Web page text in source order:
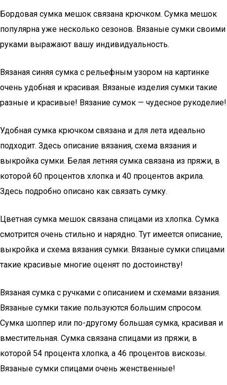
Бордовая сумка мешок связана крючком. Сумка мешок
популярна уже несколько сезонов. Вязаные сумки своими
руками выражают вашу индивидуальность.
Вязаная синяя сумка с рельефным узором на картинке
очень удобная и красивая. Вязаные изделия сумки такие
разные и красивые! Вязание сумок — чудесное рукоделие!
Удобная сумка крючком связана и для лета идеально
подходит. Здесь описание вязания, схема вязания и
выкройка сумки. Белая летняя сумка связана из пряжи, в
которой 60 процентов хлопка и 40 процентов акрила.
Здесь подробно описано как связать сумку.
Цветная сумка мешок связана спицами из хлопка. Сумка
смотрится очень стильно и нарядно. Тут имеется описание,
выкройка и схема вязания сумки. Вязаные сумки спицами
такие красивые многие оценят по достоинству!
Вязаная сумка с ручками с описанием и схемами вязания.
Вязаные сумки такие пользуются большим спросом.
Сумка шоппер или по-другому большая сумка, красивая и
вместительная. Сумка связана спицами из пряжи, в
которой 54 процента хлопка, а 46 процентов вискозы.
Вязаные сумки спицами очень женственные!